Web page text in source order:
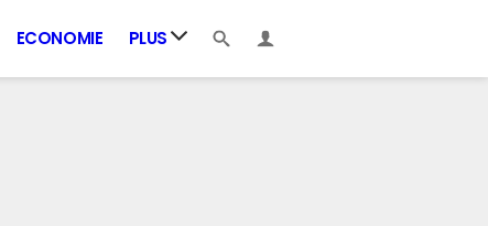
ECONOMIE PLUS